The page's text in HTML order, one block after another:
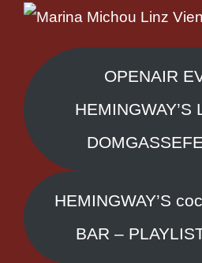
OPENAIR
HEMINGWAY’S
HEMINGWAY’S
BAR –